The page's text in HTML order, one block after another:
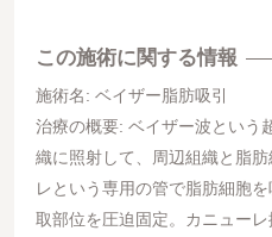
この施術に関する情報
施術名: ベイザー脂肪吸引
治療の概要: ベイザー波という
織に照射して、周辺組織と脂
レという専用の管で脂肪細胞
取部位を圧迫固定。カニュー